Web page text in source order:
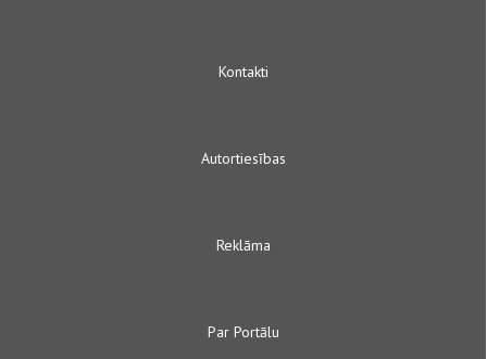
Kontakti
Autortiesības
Reklāma
Par Portālu